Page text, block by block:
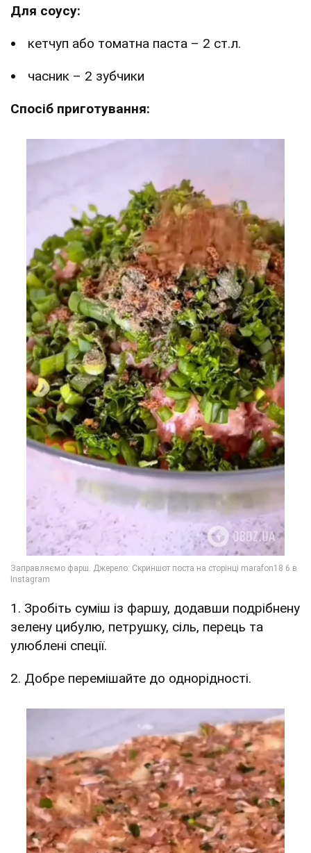
Для соусу:
кетчуп або томатна паста – 2 ст.л.
часник – 2 зубчики
Спосіб приготування:
1. Зробіть суміш із фаршу, додавши подрібнену
зелену цибулю, петрушку, сіль, перець та
улюблені спеції.
2. Добре перемішайте до однорідності.